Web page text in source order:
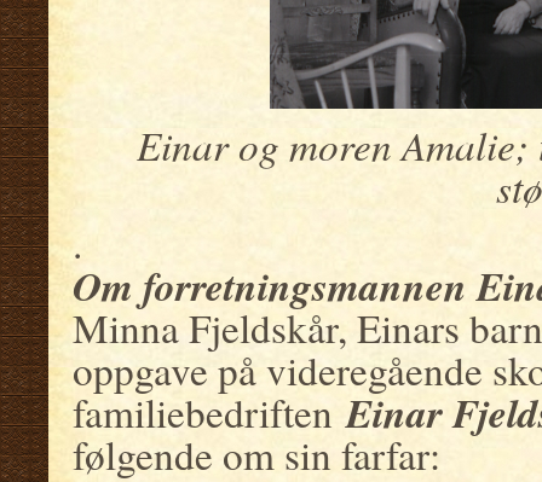
Einar og moren
.
Om forretningsmannen
Minna Fjeldskår, Einars
oppgave på videregående
familiebedriftenEinar
følgende om sin farfar: